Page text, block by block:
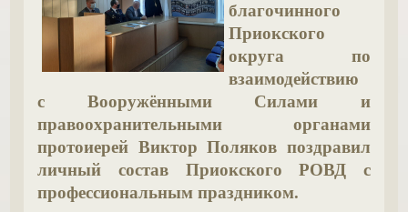
благочинного
Приокского
округа по
взаимодействию
с Вооружёнными Силами и
правоохранительными органами
протоиерей Виктор Поляков поздравил
личный состав Приокского РОВД с
профессиональным праздником.